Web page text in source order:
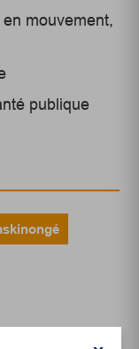
mouvement,
publique